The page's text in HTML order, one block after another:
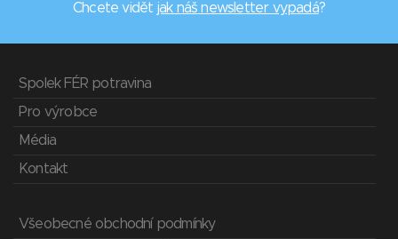
Chcete vidět jak náš newsletter vypadá?
Spolek FÉR potravina
Pro výrobce
Média
Kontakt
Všeobecné obchodní podmínky